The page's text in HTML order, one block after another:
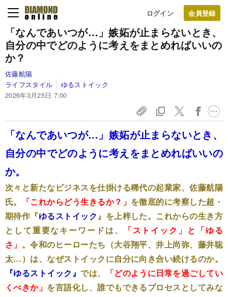
ログイン
「なんであいつが…」嫉妬が止まらないとき、
自分の中でどのように考えをまとめればいいの
か？
佐藤航陽
ライフスタイル
ゆるストイック
2026年3月25日 7:00
「なんであいつが…」嫉妬が止まらないとき、
自分の中でどのように考えをまとめればいいの
か。
次々と新たなビジネスを仕掛ける稀代の起業家、佐藤航陽
氏。
「これからどう生きるか？」 を徹底的に考察した超・
期待作『ゆるストイック』を上梓した。これからの生き方
として重要なキーワードは、
「ストイック」と「ゆる
さ」 。令和のヒーローたち（大谷翔平、井上尚弥、藤井聡
太…）は、なぜストイックに自分に向き合い続けるのか。
『ゆるストイック』では、
「どのように日常を過ごしてい
くべきか」 を言語化し、誰でもできるプロセスとしてみな